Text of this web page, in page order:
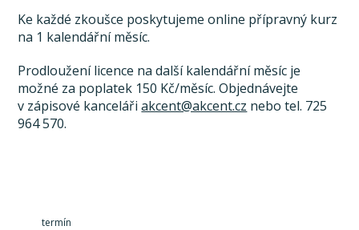
Ke každé zkoušce poskytujeme online přípravný kurz
na 1 kalendářní měsíc.
Prodloužení licence na další kalendářní měsíc je
možné za poplatek 150 Kč/měsíc. Objednávejte
v zápisové kancelářiakcent@akcent.cz nebo tel. 725
964 570.
termín